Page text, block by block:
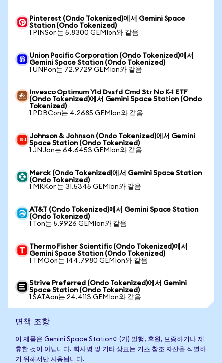
Pinterest (Ondo Tokenized)에서 Gemini Space
Station (Ondo Tokenized)
1 PINSon는 5.8300 GEMIon와 같음
Union Pacific Corporation (Ondo Tokenized)에서
Gemini Space Station (Ondo Tokenized)
1 UNPon는 72.9729 GEMIon와 같음
Invesco Optimum Yld Dvsfd Cmd Str No K-1 ETF
(Ondo Tokenized)에서 Gemini Space Station (Ondo
Tokenized)
1 PDBCon는 4.2685 GEMIon와 같음
Johnson & Johnson (Ondo Tokenized)에서 Gemini
Space Station (Ondo Tokenized)
1 JNJon는 64.6453 GEMIon와 같음
Merck (Ondo Tokenized)에서 Gemini Space Station
(Ondo Tokenized)
1 MRKon는 31.5345 GEMIon와 같음
AT&T (Ondo Tokenized)에서 Gemini Space Station
(Ondo Tokenized)
1 Ton는 5.9926 GEMIon와 같음
Thermo Fisher Scientific (Ondo Tokenized)에서
Gemini Space Station (Ondo Tokenized)
1 TMOon는 144.7980 GEMIon와 같음
Strive Preferred (Ondo Tokenized)에서 Gemini
Space Station (Ondo Tokenized)
1 SATAon는 24.4113 GEMIon와 같음
면책 조항
이 제품은 Gemini Space Station이(가) 발행, 후원, 보증하거나 제
휴한 것이 아닙니다. 회사명 및 기타 상표는 기초 참조 자산을 식별하
기 위해서만 사용됩니다.